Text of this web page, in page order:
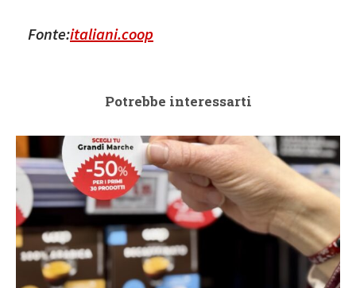
Fonte:italiani.coop
Potrebbe interessarti